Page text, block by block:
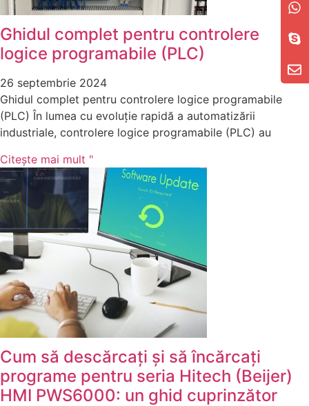
Ghidul complet pentru controlere
logice programabile (PLC)
26 septembrie 2024
Ghidul complet pentru controlere logice programabile
(PLC) În lumea cu evoluție rapidă a automatizării
industriale, controlere logice programabile (PLC) au
Citeşte mai mult "
Cum să descărcați și să încărcați
programe pentru seria Hitech (Beijer)
HMI PWS6000: un ghid cuprinzător